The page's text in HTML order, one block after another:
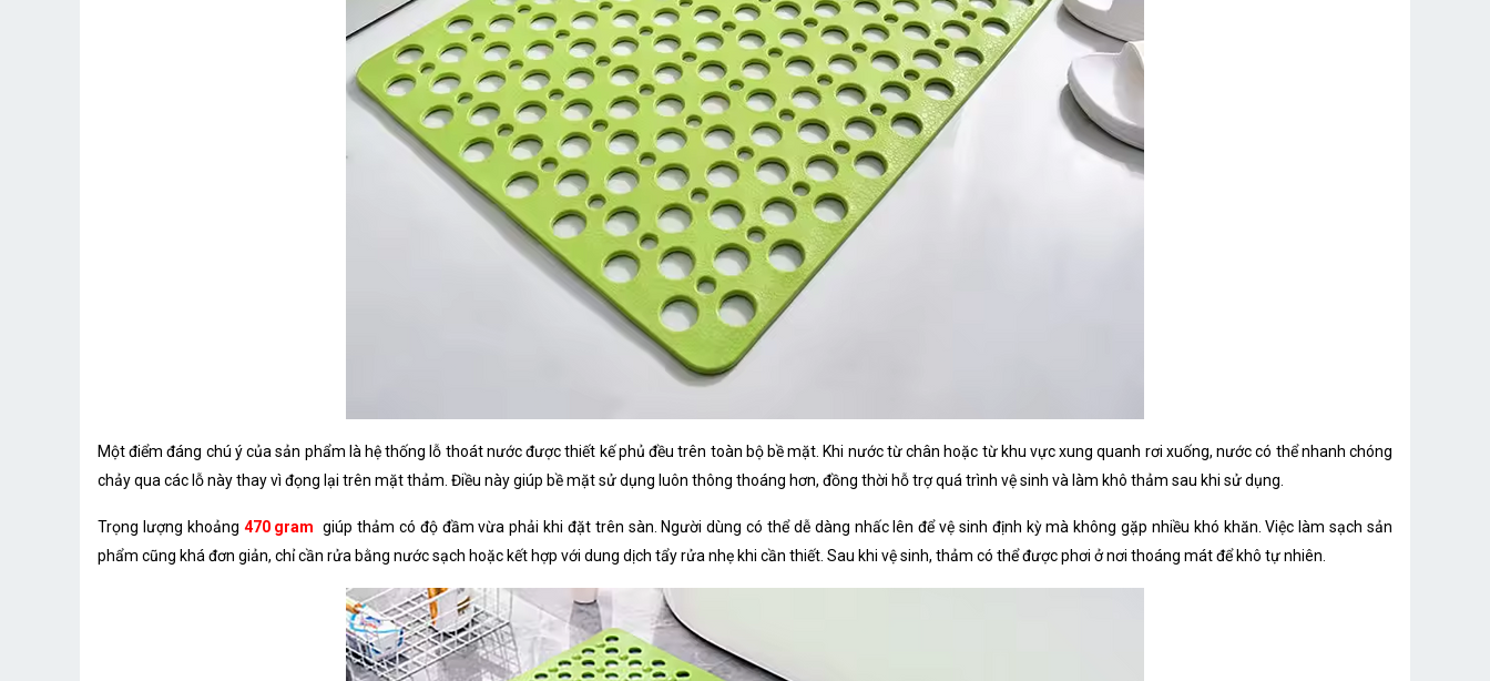
Một điểm đáng chú ý của sản phẩm là hệ thống lỗ thoát nước được thiết kế phủ đều trên toàn bộ bề mặt. Khi nước từ chân hoặc từ khu vực xung quanh rơi xuống, nước có thể nhanh chóng
chảy qua các lỗ này thay vì đọng lại trên mặt thảm. Điều này giúp bề mặt sử dụng luôn thông thoáng hơn, đồng thời hỗ trợ quá trình vệ sinh và làm khô thảm sau khi sử dụng.
Trọng lượng khoảng 470 gram giúp thảm có độ đầm vừa phải khi đặt trên sàn. Người dùng có thể dễ dàng nhấc lên để vệ sinh định kỳ mà không gặp nhiều khó khăn. Việc làm sạch sản
phẩm cũng khá đơn giản, chỉ cần rửa bằng nước sạch hoặc kết hợp với dung dịch tẩy rửa nhẹ khi cần thiết. Sau khi vệ sinh, thảm có thể được phơi ở nơi thoáng mát để khô tự nhiên.